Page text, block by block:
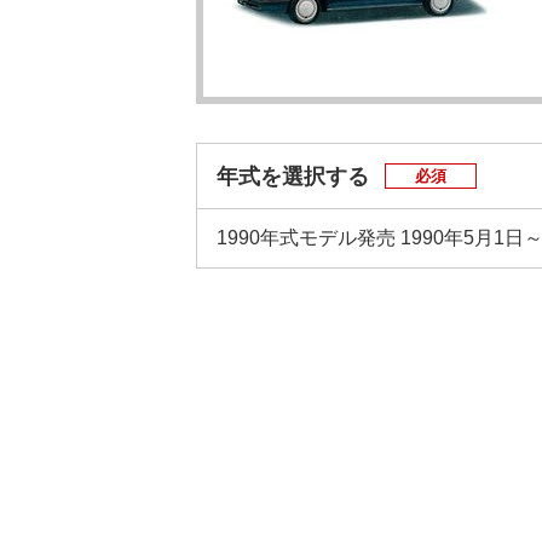
年式を選択する 必須
1990年式モデル発売 1990年5月1日～